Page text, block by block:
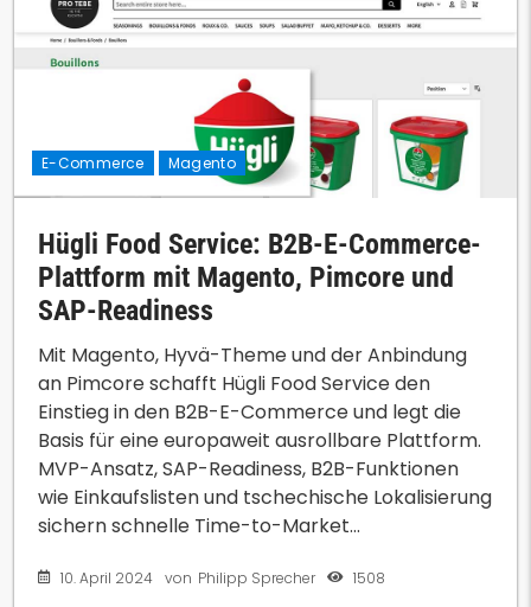
E-Commerce Magento
Hügli Food Service: B2B-E-Commerce-
Plattform mit Magento, Pimcore und
SAP-Readiness
10. April 2024 von Philipp Sprecher 1508
Mit Magento, Hyvä-Theme und der Anbindung
an Pimcore schafft Hügli Food Service den
Einstieg in den B2B-E-Commerce und legt die
Basis für eine europaweit ausrollbare Plattform.
MVP-Ansatz, SAP-Readiness, B2B-Funktionen
wie Einkaufslisten und tschechische Lokalisierung
sichern schnelle Time-to-Market...